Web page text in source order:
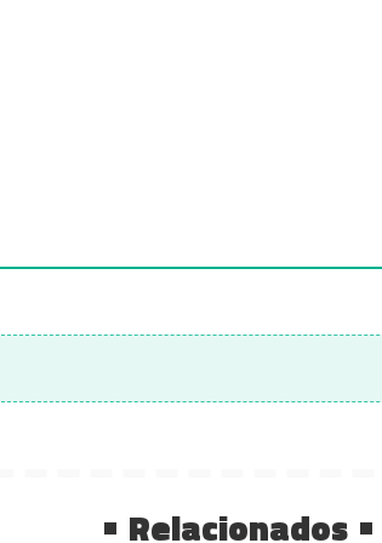
Relacionados